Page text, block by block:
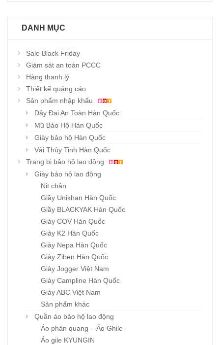
DANH MỤC
Sale Black Friday
Giám sát an toàn PCCC
Hàng thanh lý
Thiết kế quảng cáo
Sản phẩm nhập khẩu
Dây Đai An Toàn Hàn Quốc
Mũ Bảo Hộ Hàn Quốc
Giày bảo hộ Hàn Quốc
Vải Thủy Tinh Hàn Quốc
Trang bị bảo hộ lao động
Giày bảo hộ lao động
Nịt chân
Giầy Unikhan Hàn Quốc
Giầy BLACKYAK Hàn Quốc
Giày COV Hàn Quốc
Giày K2 Hàn Quốc
Giày Nepa Hàn Quốc
Giày Ziben Hàn Quốc
Giày Jogger Việt Nam
Giày Campline Hàn Quốc
Giày ABC Việt Nam
Sản phẩm khác
Quần áo bảo hộ lao động
Áo phản quang – Áo Ghile
Áo gile KYUNGIN